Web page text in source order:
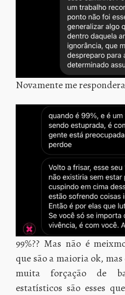
Novamente me
99%?? Mas não é
que são a maioria ok, mas
muita forçação de
estatísticos são esses